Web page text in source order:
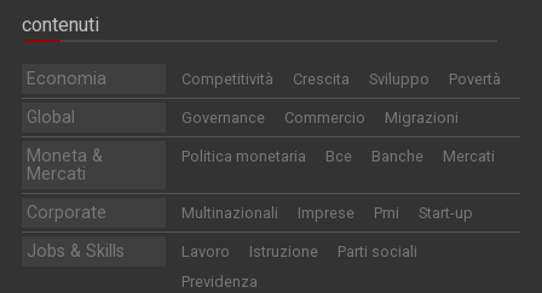
contenuti
Economia Competitività Crescita Sviluppo Povertà
Global Governance Commercio Migrazioni
Moneta &
Mercati
Politica monetaria Bce Banche Mercati
Corporate Multinazionali Imprese Pmi Start-up
Jobs & Skills Lavoro Istruzione
Parti sociali
Previdenza